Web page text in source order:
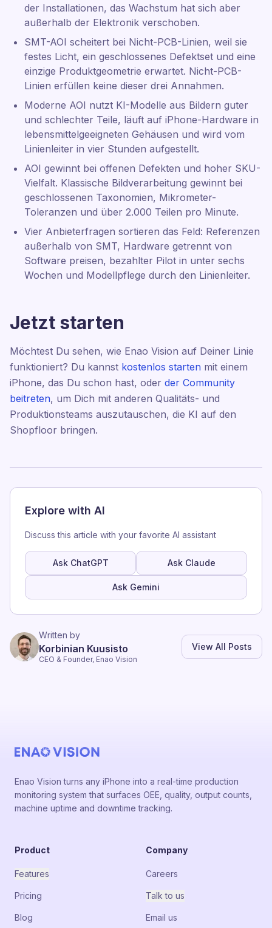
der Installationen, das Wachstum hat sich aber
außerhalb der Elektronik verschoben.
SMT-AOI scheitert bei Nicht-PCB-Linien, weil sie
festes Licht, ein geschlossenes Defektset und eine
einzige Produktgeometrie erwartet. Nicht-PCB-
Linien erfüllen keine dieser drei Annahmen.
Moderne AOI nutzt KI-Modelle aus Bildern guter
und schlechter Teile, läuft auf iPhone-Hardware in
lebensmittelgeeigneten Gehäusen und wird vom
Linienleiter in vier Stunden aufgestellt.
AOI gewinnt bei offenen Defekten und hoher SKU-
Vielfalt. Klassische Bildverarbeitung gewinnt bei
geschlossenen Taxonomien, Mikrometer-
Toleranzen und über 2.000 Teilen pro Minute.
Vier Anbieterfragen sortieren das Feld: Referenzen
außerhalb von SMT, Hardware getrennt von
Software preisen, bezahlter Pilot in unter sechs
Wochen und Modellpflege durch den Linienleiter.
Jetzt starten
Möchtest Du sehen, wie Enao Vision auf Deiner Linie
funktioniert? Du kannst kostenlos starten mit einem
iPhone, das Du schon hast, oder der Community
beitreten, um Dich mit anderen Qualitäts- und
Produktionsteams auszutauschen, die KI auf den
Shopfloor bringen.
Explore with AI
Discuss this article with your favorite AI assistant
Ask ChatGPT Ask Claude
Ask Gemini
Written by
Korbinian Kuusisto
CEO & Founder, Enao Vision
View All Posts
Enao Vision turns any iPhone into a real-time production
monitoring system that surfaces OEE, quality, output counts,
machine uptime and downtime tracking.
Product
Features
Pricing
Blog
Company
Careers
Talk to us
Email us